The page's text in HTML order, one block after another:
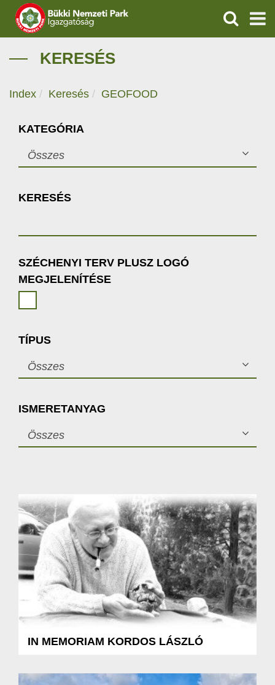
IGAZGATÓSÁG
KAPCSOLAT
KERESÉS
KERESÉS
Index Keresés GEOFOOD
KATEGÓRIA
Összes
KERESÉS
SZÉCHENYI TERV PLUSZ LOGÓ
MEGJELENÍTÉSE
TÍPUS
Összes
ISMERETANYAG
Összes
IN MEMORIAM KORDOS LÁSZLÓ